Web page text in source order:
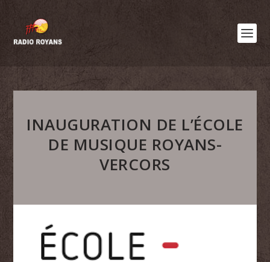
INAUGURATION DE L’ÉCOLE
DE MUSIQUE ROYANS-
VERCORS